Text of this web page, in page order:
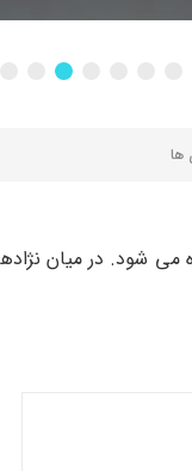
ها
می ­شود. در میان